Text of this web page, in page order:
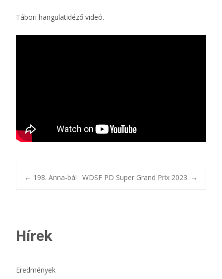
Tábori hangulatidéző videó.
← 198. Anna-bál WDSF PD Super Grand Prix 2023. →
Hírek
Eredmények